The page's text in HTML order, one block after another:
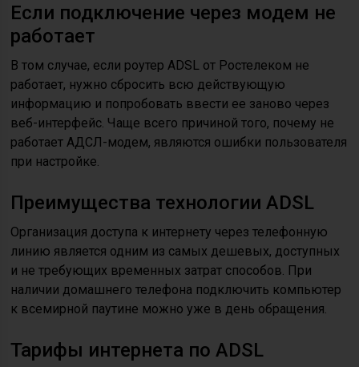
Если подключение через модем не
работает
В том случае, если роутер ADSL от Ростелеком не
работает, нужно сбросить всю действующую
информацию и попробовать ввести ее заново через
веб-интерфейс. Чаще всего причиной того, почему не
работает АДСЛ-модем, являются ошибки пользователя
при настройке.
Преимущества технологии ADSL
Организация доступа к интернету через телефонную
линию является одним из самых дешевых, доступных
и не требующих временных затрат способов. При
наличии домашнего телефона подключить компьютер
к всемирной паутине можно уже в день обращения.
Тарифы интернета по ADSL